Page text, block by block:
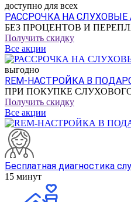
доступно для всех
РАССРОЧКА НА
БЕЗ ПРОЦЕНТОВ И
Получить скидку
Все акции
выгодно
REM-НАСТРОЙКА В
ПРИ ПОКУПКЕ
Получить скидку
Все акции
Бесплатная диагностика
15 минут